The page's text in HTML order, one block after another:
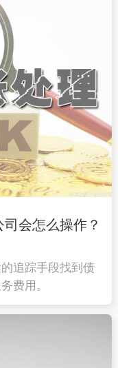
会怎么操作？
追踪手段找到债
费用。